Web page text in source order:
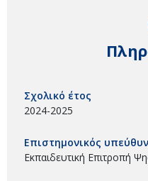
Σχολικό έτος
2024-2025
Επιστημονικός
Εκπαιδευτική Επιτροπή